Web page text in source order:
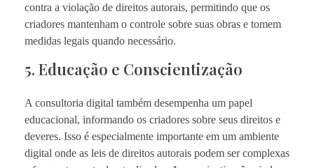
contra a violação de direitos autorais, permitindo que os
criadores mantenham o controle sobre suas obras e tomem
medidas legais quando necessário.
5. Educação e Conscientização
A consultoria digital também desempenha um papel
educacional, informando os criadores sobre seus direitos e
deveres. Isso é especialmente importante em um ambiente
digital onde as leis de direitos autorais podem ser complexas